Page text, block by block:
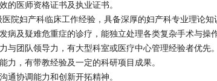
的医师资格证书及执业证书。
院妇产科临床工作经验，具备深厚的妇产科专业理论知
病及疑难危重症的诊疗，能独立处理各类复杂手术与操
与团队领导力，有大型科室或医疗中心管理经验者优先。
力，有带教经验及一定的科研项目成果。
通协调能力和创新开拓精神。